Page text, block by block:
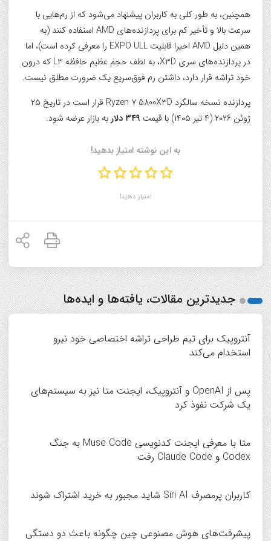
همچنین، به طور کلی به کاربران پیشنهاد می‌شود که از رم‌هایی با
سرعت بالا و تأخیر کم برای پردازنده‌های AMD استفاده کنند (به
همین دلیل AMD اخیرا قابلیت EXPO ULL را معرفی کرده است)، اما
در پردازنده‌های سری X3D، به لطف حجم عظیم حافظه L3 که درون
خود تراشه قرار دارد، داشتن رم فوق‌سریع یک ضرورت مطلق نیست.
پردازنده نسخه سالگرد Ryzen 7 5800X3D قرار است در تاریخ ۲۵
ژوئن ۲۰۲۶ (۴ تیر ۱۴۰۵) با قیمت
۳۴۹ دلار به بازار عرضه شود.
به این نوشته امتیاز بدهید!
امتیاز دهید!
جدیدترین مقالات، یافته‌ها و ایده‌ها
آنتروپیک برای تیم طراحی تراشه اختصاصی خود نیرو
استخدام می‌کند
پس از OpenAI و آنتروپیک، ایجنت متا نیز به سیستم‌های
یک شرکت نفوذ کرد
متا با معرفی ایجنت کدنویسی Muse Code به جنگ
Codex و Claude Code رفت
کاربران پرمصرف Siri AI شاید مجبور به خرید اشتراک شوند
پیشرفت‌های هوش مصنوعی چین چگونه باعث دو دستگی